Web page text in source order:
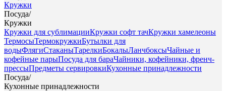
Кружки
Посуда/
Кружки
Кружки для сублимацииКружки софт тачКружки хамелеоны
ТермосыТермокружкиБутылки для
водыФлягиСтаканыТарелкиБокалыЛанчбоксыЧайные и
кофейные парыПосуда для бараЧайники, кофейники, френч-
прессыПредметы сервировкиКухонные принадлежности
Посуда/
Кухонные принадлежности